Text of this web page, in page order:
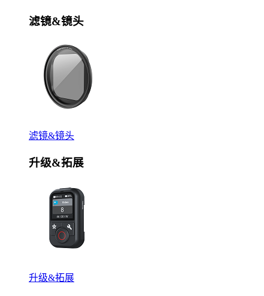
滤镜&镜头
滤镜&镜头
升级&拓展
升级&拓展